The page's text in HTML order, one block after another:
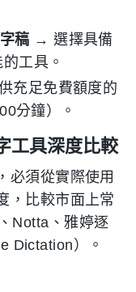
稿 → 選擇具備
工具。
充足免費額度的
分鐘）。
工具深度比較
必須從實際使用
，比較市面上常
Notta、雅婷逐
Dictation）。